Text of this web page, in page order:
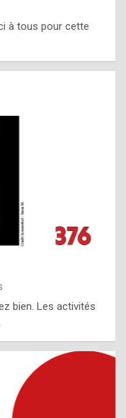
à tous pour cette
bien. Les activités